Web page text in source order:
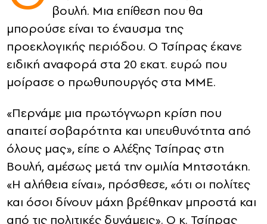
CONTACT
ADVERTISE
βουλή. Μια επίθεση που θα
μπορούσε είναι το έναυσμα της
προεκλογικής περιόδου. Ο Τσίπρας έκανε
ειδική αναφορά στα 20 εκατ. ευρώ που
μοίρασε ο πρωθυπουργός στα ΜΜΕ.
«Περνάμε μια πρωτόγνωρη κρίση που
απαιτεί σοβαρότητα και υπευθυνότητα από
όλους μας», είπε ο Αλέξης Τσίπρας στη
Βουλή, αμέσως μετά την ομιλία Μητσοτάκη.
«Η αλήθεια είναι», πρόσθεσε, «ότι οι πολίτες
και όσοι δίνουν μάχη βρέθηκαν μπροστά και
από τις πολιτικές δυνάμεις». Ο κ. Τσίπρας